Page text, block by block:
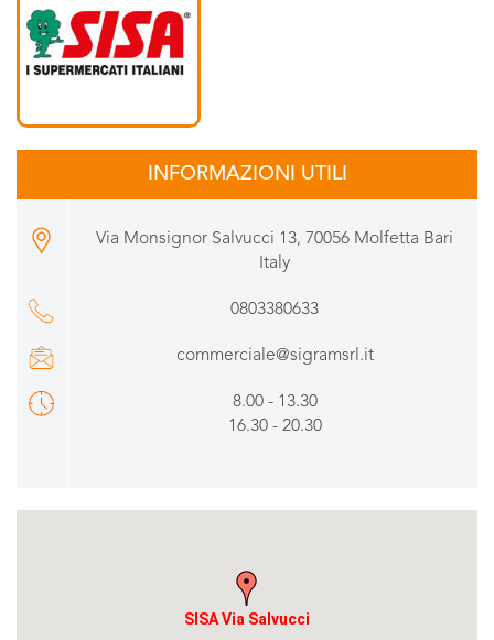
INFORMAZIONI UTILI
Via Monsignor Salvucci 13, 70056 Molfetta Bari
Italy
0803380633
commerciale@sigramsrl.it
8.00 - 13.30
16.30 - 20.30
SISA Via Salvucci